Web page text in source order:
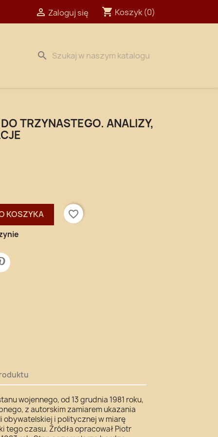
 Zaloguj się shopping_cart Koszyk (0)
search
TRZYNASTEGO. ANALIZY,
KOSZYKA
favorite_border
wojennego, od 13 grudnia 1981 roku,
z autorskim zamiarem ukazania
obywatelskiej i politycznej w miarę
tego czasu. Źródła opracował Piotr